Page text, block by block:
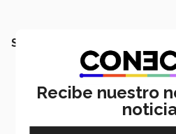
SEGURAMENTE TAMBIÉN
Recibe nuestro